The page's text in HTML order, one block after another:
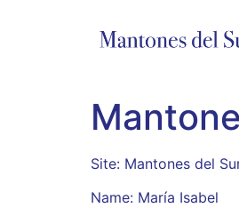
Site: Mantones del
Name: María Isabel